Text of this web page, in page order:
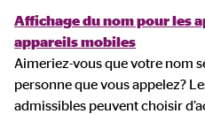
Affichage du nom pour les
appareils mobiles
Aimeriez-vous que votre nom
personne que vous appelez?
admissibles peuvent choisir